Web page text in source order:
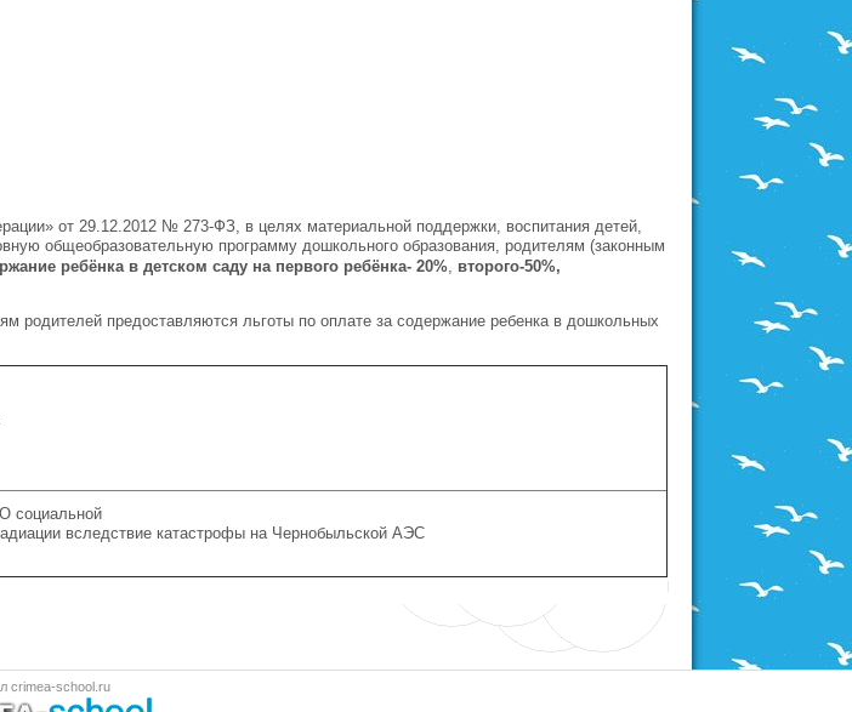
от 29.12.2012 № 273-ФЗ, в целях материальной поддержки, воспитания детей,
общеобразовательную программу дошкольного образования, родителям (законным
ребёнка в детском саду на первого ребёнка- 20%, второго-50%,
предоставляются льготы по оплате за содержание ребенка в дошкольных
социальной
вследствие катастрофы на Чернобыльской АЭС
crimea-school.ru